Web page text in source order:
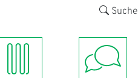
Suche